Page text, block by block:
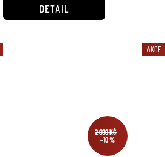
DETAIL
2 090 KČ
–10 %
AKCE